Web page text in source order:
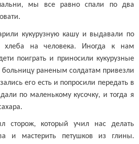
мы все равно спали по два
кукурузную кашу и выдавали по
хлеба на человека. Иногда к нам
поиграть и приносили кукурузные
больницу раненым солдатам привезли
его есть и попросили передать в
по маленькому кусочку, и тогда я
сторож, который учил нас делать
и мастерить петушков из глины.